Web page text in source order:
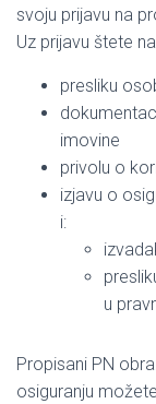
svoju prijavu na
Uz prijavu štete
presliku
imovine
privolu o
izjavu o
i:
u
Propisani PN
osiguranju